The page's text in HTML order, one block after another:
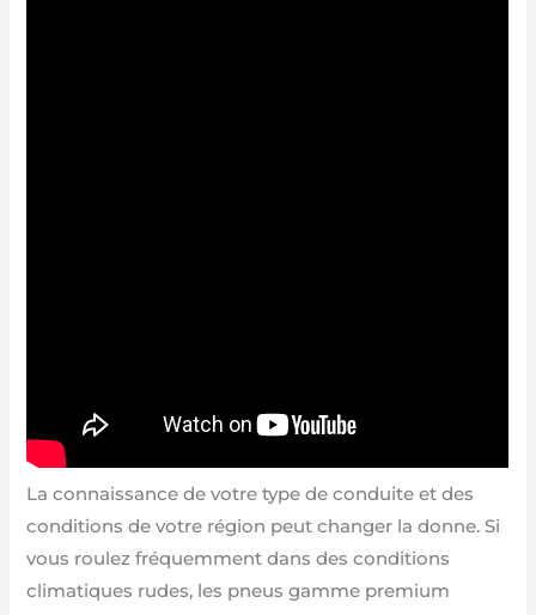
La connaissance de votre type de conduite et des
conditions de votre région peut changer la donne. Si
vous roulez fréquemment dans des conditions
climatiques rudes, les pneus gamme premium